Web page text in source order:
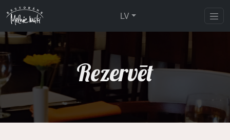
LV
Rezervēt